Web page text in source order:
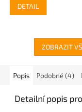
DETAIL
ZOBRAZIT
Popis Podobné (4)
Detailní popis